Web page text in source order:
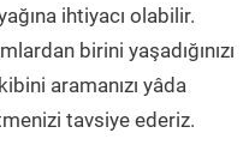
ihtiyacı olabilir.
birini yaşadığınızı
aramanızı yâda
tavsiye ederiz.